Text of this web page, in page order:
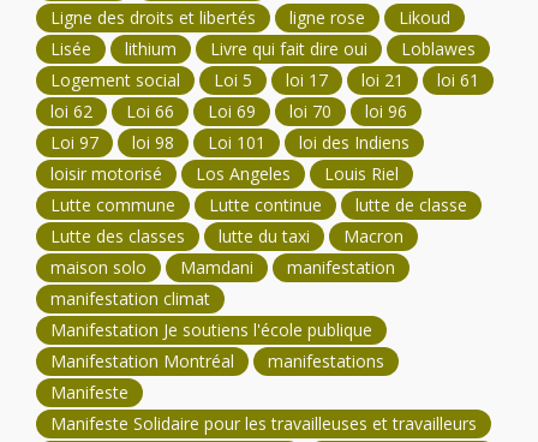
Ligne des droits et libertés
ligne rose
Likoud
Lisée
lithium Livre qui fait dire oui
Loblawes
Logement social
Loi 5 loi 17 loi 21
loi 61
loi 62
Loi 66 Loi 69 loi 70
loi 96
Loi 97
loi 98 Loi 101
loi des Indiens
loisir motorisé
Los Angeles
Louis Riel
Lutte commune
Lutte continue
lutte de classe
Lutte des classes
lutte du taxi
Macron
maison solo
Mamdani
manifestation
manifestation climat
Manifestation Je soutiens l'école publique
Manifestation Montréal
manifestations
Manifeste
Manifeste Solidaire pour les travailleuses et travailleurs